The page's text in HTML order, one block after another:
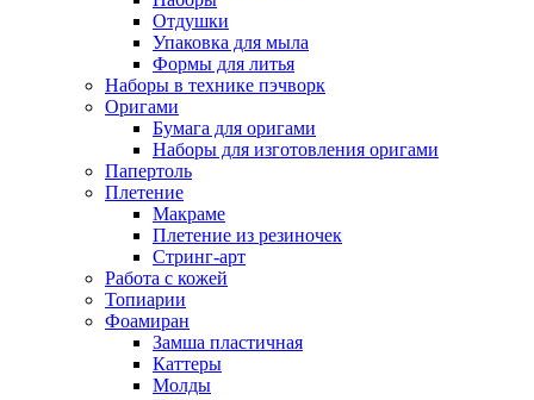
Отдушки
Упаковка для мыла
Формы для литья
Наборы в технике пэчворк
Оригами
Бумага для оригами
Наборы для изготовления оригами
Папертоль
Плетение
Макраме
Плетение из резиночек
Стринг-арт
Работа с кожей
Топиарии
Фоамиран
Замша пластичная
Каттеры
Молды